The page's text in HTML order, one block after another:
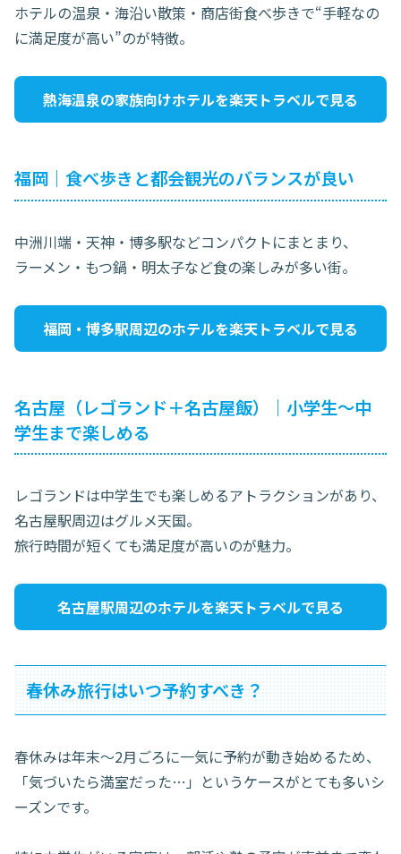
ホテルの温泉・海沿い散策・商店街食べ歩きで“手軽なの
に満足度が高い”のが特徴。
熱海温泉の家族向けホテルを楽天トラベルで見る
福岡｜食べ歩きと都会観光のバランスが良い
中洲川端・天神・博多駅などコンパクトにまとまり、
ラーメン・もつ鍋・明太子など食の楽しみが多い街。
福岡・博多駅周辺のホテルを楽天トラベルで見る
名古屋（レゴランド＋名古屋飯）｜小学生〜中
学生まで楽しめる
レゴランドは中学生でも楽しめるアトラクションがあり、
名古屋駅周辺はグルメ天国。
旅行時間が短くても満足度が高いのが魅力。
名古屋駅周辺のホテルを楽天トラベルで見る
春休み旅行はいつ予約すべき？
春休みは年末〜2月ごろに一気に予約が動き始めるため、
「気づいたら満室だった…」というケースがとても多いシ
ーズンです。